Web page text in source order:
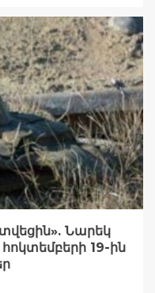
տվեցին». Նարեկ
19-ին